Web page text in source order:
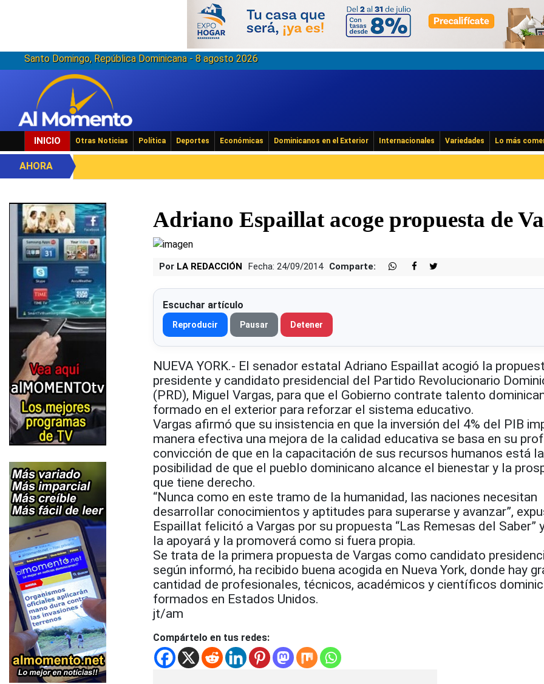
Santo Domingo, República Dominicana - 8 agosto 2026
INICIO Otras Noticias Política Deportes Económicas Dominicanos en el Exterior Internacionales Variedades Lo más
AHORA
Adriano Espaillat acoge propuesta de
Por LA REDACCIÓN Fecha: 24/09/2014 Comparte:
Escuchar artículo
Reproducir Pausar Detener
NUEVA YORK.- El senador estatal Adriano Espaillat acogió la
presidente y candidato presidencial del Partido Revolucionario
(PRD), Miguel Vargas, para que el Gobierno contrate talento
formado en el exterior para reforzar el sistema educativo.
Vargas afirmó que su insistencia en que la inversión del 4% del PIB
manera efectiva una mejora de la calidad educativa se basa en su
convicción de que en la capacitación de sus recursos humanos está la
posibilidad de que el pueblo dominicano alcance el bienestar y la
que tiene derecho.
“Nunca como en este tramo de la humanidad, las naciones necesitan
desarrollar conocimientos y aptitudes para superarse y avanzar”,
Espaillat felicitó a Vargas por su propuesta “Las Remesas del Saber”
la apoyará y la promoverá como si fuera propia.
Se trata de la primera propuesta de Vargas como candidato
según informó, ha recibido buena acogida en Nueva York, donde hay
cantidad de profesionales, técnicos, académicos y científicos
formados en Estados Unidos.
jt/am
Compártelo en tus redes: